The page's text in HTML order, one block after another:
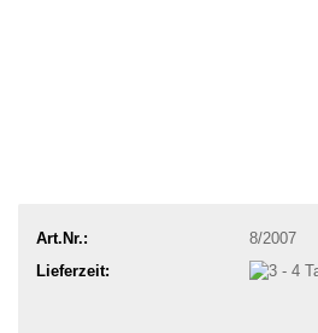
Art.Nr.:
8/2007
Lieferzeit: